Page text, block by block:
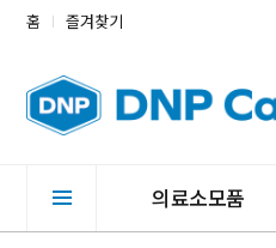
홈 즐겨찾기
의료소모품